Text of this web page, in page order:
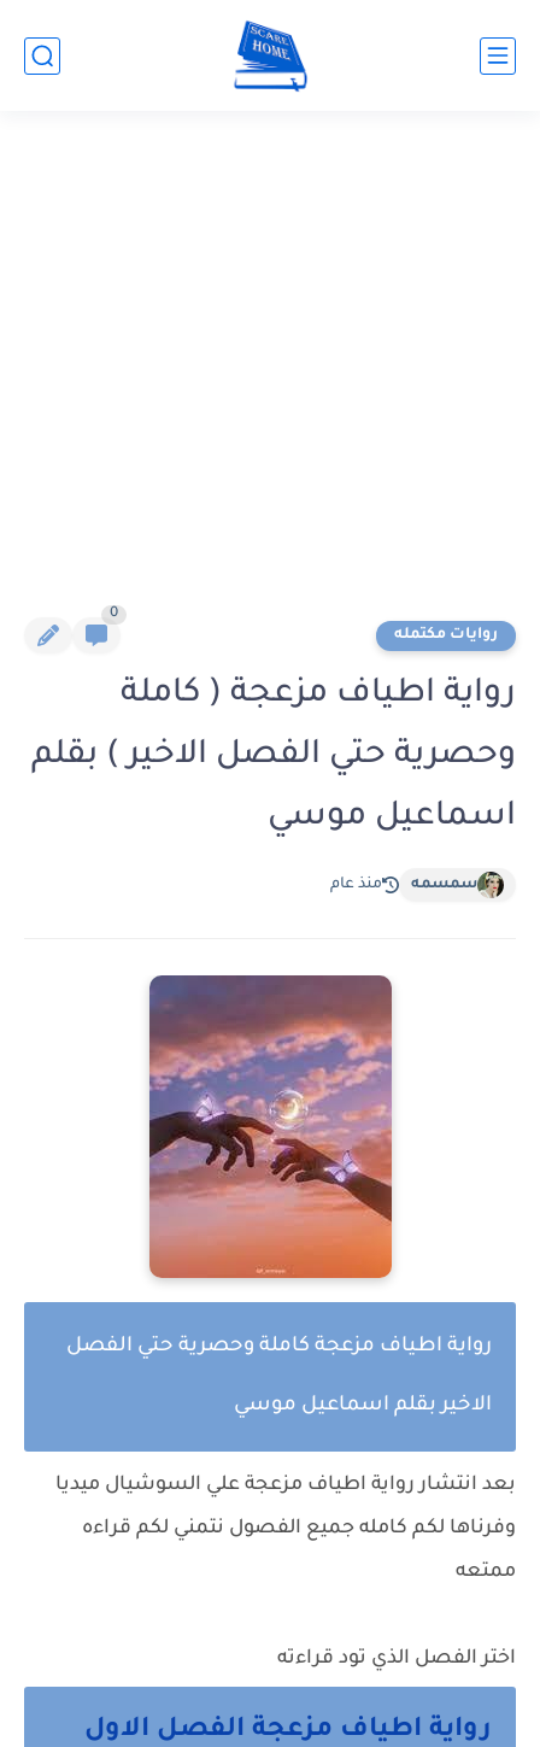
روايات مكتمله
0
رواية اطياف مزعجة ( كاملة
وحصرية حتي الفصل الاخير ) بقلم
اسماعيل موسي
سمسمه منذ عام
رواية اطياف مزعجة كاملة وحصرية حتي الفصل
الاخير بقلم اسماعيل موسي
بعد انتشار رواية اطياف مزعجة علي السوشيال ميديا
وفرناها لكم كامله جميع الفصول نتمني لكم قراءه
ممتعه
اختر الفصل الذي تود قراءته
رواية اطياف مزعجة الفصل الاول